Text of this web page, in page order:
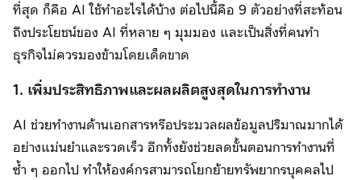
ที่สุด ก็คือ AI ใช้ทำอะไรได้บ้าง ต่อไปนี้คือ 9 ตัวอย่างที่สะท้อน
ถึงประโยชน์ของ AI ที่หลาย ๆ มุมมอง และเป็นสิ่งที่คนทำ
ธุรกิจไม่ควรมองข้ามโดยเด็ดขาด
1. เพิ่มประสิทธิภาพและผลผลิตสูงสุดในการทำงาน
AI ช่วยทำงานด้านเอกสารหรือประมวลผลข้อมูลปริมาณมากได้
อย่างแม่นยำและรวดเร็ว อีกทั้งยังช่วยลดขั้นตอนการทำงานที่
ซ้ำ ๆ ออกไป ทำให้องค์กรสามารถโยกย้ายทรัพยากรบุคคลไป